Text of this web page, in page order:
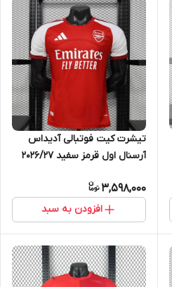
تیشرت کیت فوتبالی آدیداس
آرسنال اول قرمز سفید 2026/27
3,598,000
افزودن به سبد